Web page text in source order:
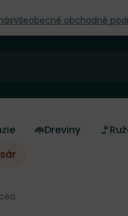
Všeobecné obchodné
Dreviny